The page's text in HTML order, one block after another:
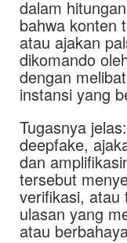
dalam
bahwa konten
atau ajakan
dikomando
dengan
instansi yang
Tugasnya
deepfake,
dan
tersebut
verifikasi, atau
ulasan yang
atau